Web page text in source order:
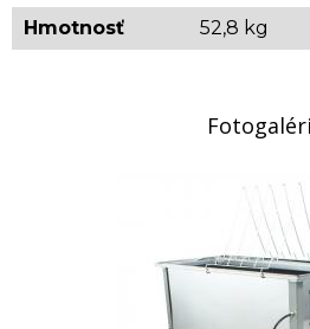
Technické parametre:
Šírka: 445 mm, celková šírka
Orientačná hmotnosť: 52,8
Hmotnosť 52,8 kg